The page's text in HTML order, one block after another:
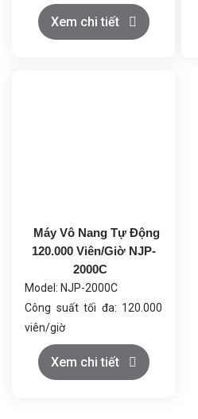
0.7Mpa
Tổng công suất: 4.0kW
Xem chi tiết
Máy Vô Nang Tự Động
120.000 Viên/Giờ NJP-
2000C
Model: NJP-2000C
Công suất tối đa: 120.000
viên/giờ
Phù hợp với kích thước viên
nang: 00#-5# và hộp an
Xem chi tiết